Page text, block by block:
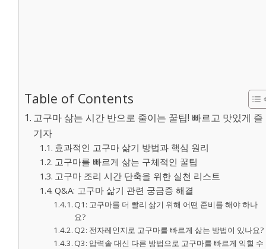
Table of Contents
고구마 삶는 시간 반으로 줄이는 꿀팁! 빠르고 맛있게 즐
기자
효과적인 고구마 삶기 방법과 핵심 원리
고구마를 빠르게 삶는 구체적인 꿀팁
고구마 조리 시간 단축을 위한 실천 리스트
Q&A: 고구마 삶기 관련 궁금증 해결
Q1: 고구마를 더 빨리 삶기 위해 어떤 준비를 해야 하나
요?
Q2: 전자레인지로 고구마를 빠르게 삶는 방법이 있나요?
Q3: 압력솥 대신 다른 방법으로 고구마를 빠르게 익힐 수